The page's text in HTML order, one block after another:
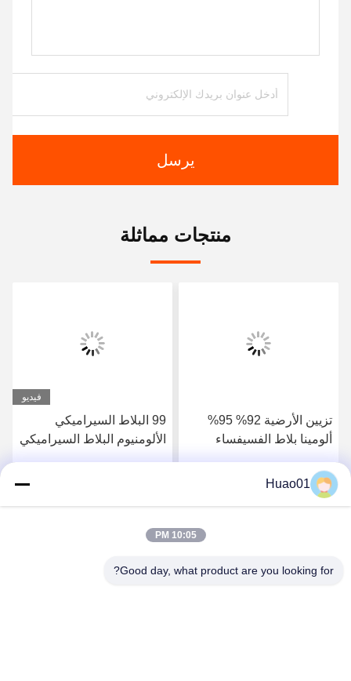
يرسل
منتجات مماثلة
تزيين الأرضية 92% 95%
ألومينا بلاط الفسيفساء
فيديو
99 البلاط السيراميكي
الألومنيوم البلاط السيراميكي
Huao01
10:05 PM
Good day, what product are you looking for?